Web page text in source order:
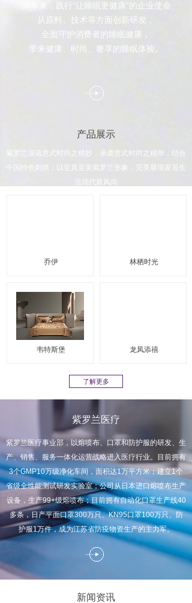
30年来，践行“让睡眠更健康”的企业使命
从原料、技术等方面创新研发，
全面守护消费者的睡眠健康，
带来健康、时尚、奢享的睡眠体验。
产品展示
紫罗兰深谙意式时尚之精妙，承袭意式时尚之精华，结合
中国特色刺绣；以至真至美紫罗兰形象，完美展现家居生
活现代新风尚
乔伊 林栖时光
韦特斯堡 龙凤添禧
了解更多
紫罗兰医疗
紫罗兰医疗事业部，以熔喷布、口罩和防护服的研发、生
产、销售、服务一体化运营战略进入医疗行业。目前拥有
3个GMP10万级净化车间，面积达1万平方米；建立1个
省级全性能测试研发实验室；公司从日本进口熔喷布生产
设备，生产99+级熔喷布；目前拥有自动化口罩生产线40
多条，日产平面口罩300万只、KN95口罩100万只、防
护服1万件，成为江苏省防疫物资生产的主力军。
新闻资讯